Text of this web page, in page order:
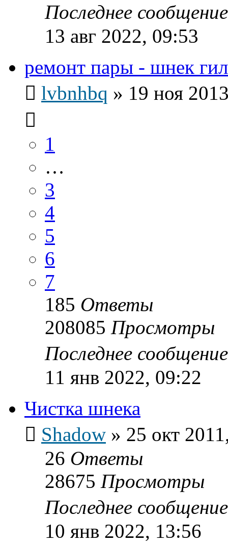
Последнее
13 авг 2022, 09:53
ремонт пары - шнек
lvbnhbq » 19 ноя
1
…
3
4
5
6
7
185 Ответы
208085 Просмотры
Последнее
11 янв 2022, 09:22
Чистка шнека
Shadow » 25 окт
26 Ответы
28675 Просмотры
Последнее
10 янв 2022, 13:56